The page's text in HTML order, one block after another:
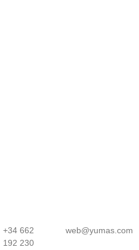
+34 662
192 230
web@yumas.com